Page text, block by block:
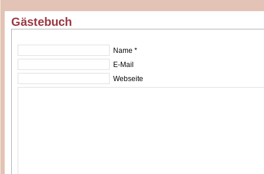
Gästebuch
Name *
E-Mail
Webseite